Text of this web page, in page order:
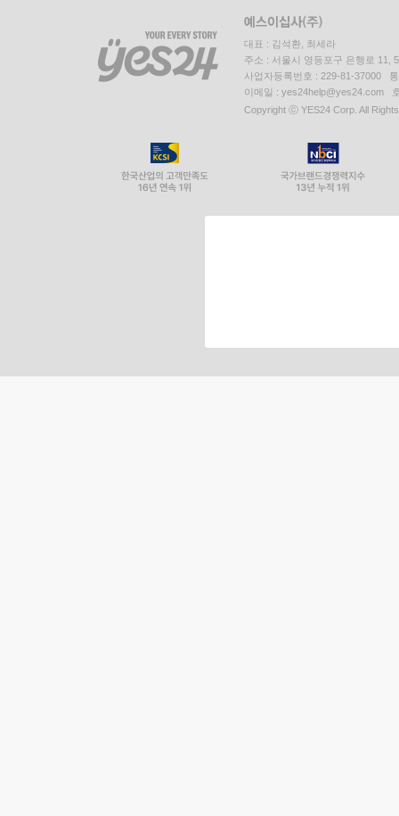
대표 : 김석환, 최세라
주소 : 서울시 영등포구 은행로 11,
사업자등록번호 : 229-81-37000
이메일 : yes24help@yes24.com
Copyright ⓒ YES24 Corp. All